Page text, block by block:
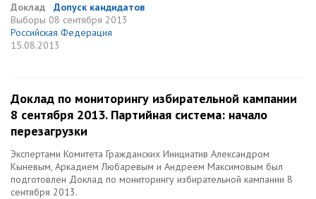
Доклад
Допуск кандидатов
Выборы 08 сентября 2013
Российская Федерация
15.08.2013
Доклад по мониторингу избирательной кампании
8 сентября 2013. Партийная система: начало
перезагрузки
Экспертами Комитета Гражданских Инициатив Александром
Кыневым, Аркадием Любаревым и Андреем Максимовым был
подготовлен Доклад по мониторингу избирательной кампании 8
сентября 2013.